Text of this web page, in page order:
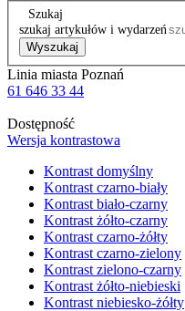
Szukaj
szukaj artykułów i wydarzeń
Wyszukaj
Linia miasta Poznań
61 646 33 44
Dostępność
Wersja kontrastowa
Kontrast domyślny
Kontrast czarno-biały
Kontrast biało-czarny
Kontrast żółto-czarny
Kontrast czarno-żółty
Kontrast czarno-zielony
Kontrast zielono-czarny
Kontrast żółto-niebieski
Kontrast niebiesko-żółty